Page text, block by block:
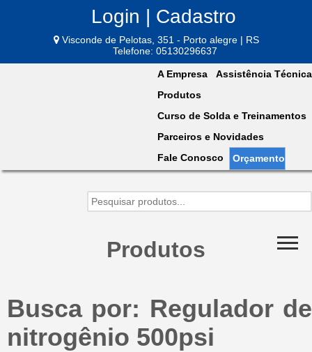
Login | Cadastro
Visconde de Pelotas, 351 - Porto alegre | RS
Telefone: 05130296637
A Empresa
Assistência Técnica
Produtos
Curso de Solda e Treinamentos
Parceiros e Novidades
Fale Conosco
Orçamento
Produtos
Busca por: Regulador de
nitrogênio 500psi